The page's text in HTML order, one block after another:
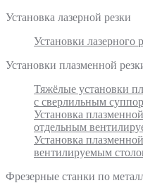
Установка лазерной резки
Установки лазерного
Установки плазменной
Тяжёлые установки
с сверлильным
Установка
отдельным
Установка
вентилируемым
Фрезерные станки по